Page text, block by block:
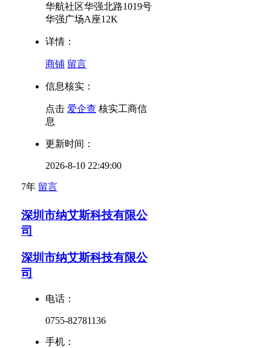
华航社区华强北路1019号
华强广场A座12K
详情：
商铺 留言
信息核实：
点击 爱企查 核实工商信
息
更新时间：
2026-8-10 22:49:00
7年 留言
深圳市纳艾斯科技有限公
司
深圳市纳艾斯科技有限公
司
电话：
0755-82781136
手机：